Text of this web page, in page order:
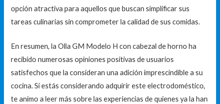
opción atractiva para aquellos que buscan simplificar sus
tareas culinarias sin comprometer la calidad de sus comidas.
En resumen, la Olla GM Modelo H con cabezal de horno ha
recibido numerosas opiniones positivas de usuarios
satisfechos que la consideran una adición imprescindible a su
cocina. Si estás considerando adquirir este electrodoméstico,
te animo a leer más sobre las experiencias de quienes ya la han